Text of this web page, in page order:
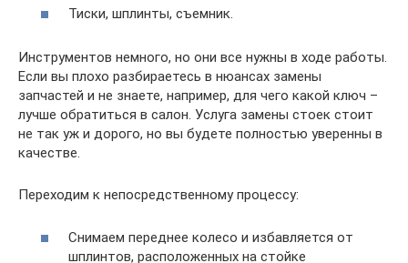
Тиски, шплинты, съемник.
Инструментов немного, но они все нужны в ходе работы.
Если вы плохо разбираетесь в нюансах замены
запчастей и не знаете, например, для чего какой ключ –
лучше обратиться в салон. Услуга замены стоек стоит
не так уж и дорого, но вы будете полностью уверенны в
качестве.
Переходим к непосредственному процессу:
Снимаем переднее колесо и избавляется от
шплинтов, расположенных на стойке